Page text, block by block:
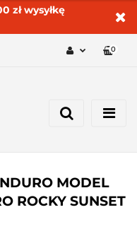
zł wysyłkę
Dodaj zgłoszenie
0
MODEL
ROCKY SUNSET